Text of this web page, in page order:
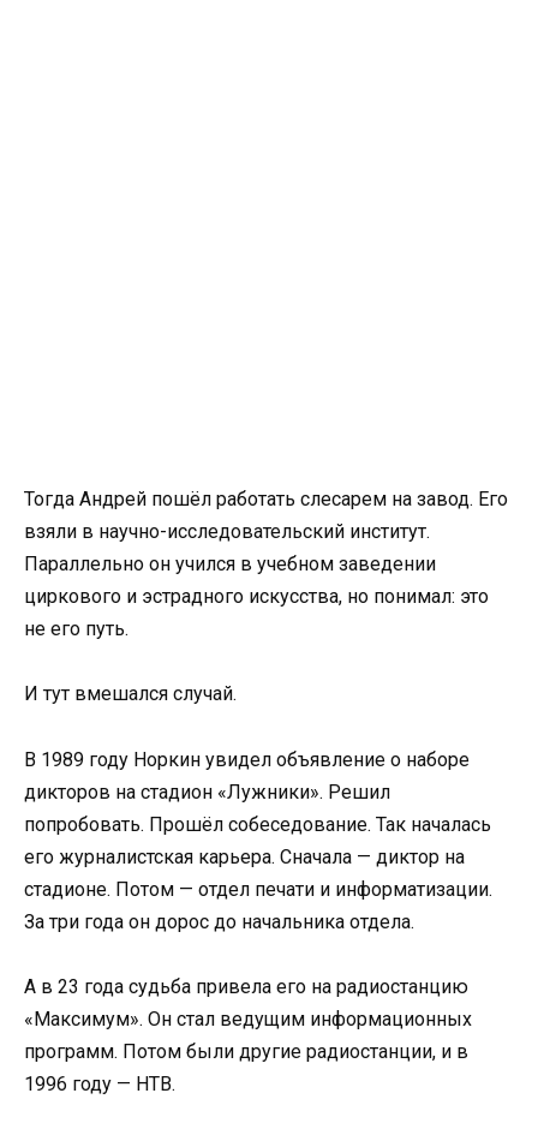
Тогда Андрей пошёл работать слесарем на завод. Его
взяли в научно-исследовательский институт.
Параллельно он учился в учебном заведении
циркового и эстрадного искусства, но понимал: это
не его путь.
И тут вмешался случай.
В 1989 году Норкин увидел объявление о наборе
дикторов на стадион «Лужники». Решил
попробовать. Прошёл собеседование. Так началась
его журналистская карьера. Сначала — диктор на
стадионе. Потом — отдел печати и информатизации.
За три года он дорос до начальника отдела.
А в 23 года судьба привела его на радиостанцию
«Максимум». Он стал ведущим информационных
программ. Потом были другие радиостанции, и в
1996 году — НТВ.